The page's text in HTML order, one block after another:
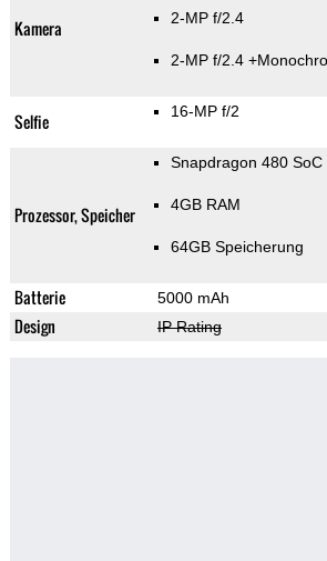
Kamera 2-MP f/2.4
2-MP f/2.4
Selfie 16-MP f/2
Prozessor, Speicher
Snapdragon 480 SoC
4GB RAM
64GB Speicherung
Batterie 5000 mAh
Design IP Rating